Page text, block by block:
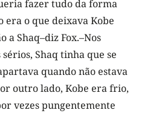
fazer tudo da forma
era o que deixava Kobe
a Shaq–diz Fox.–Nos
Shaq tinha que se
quando não estava
outro lado, Kobe era frio,
vezes pungentemente